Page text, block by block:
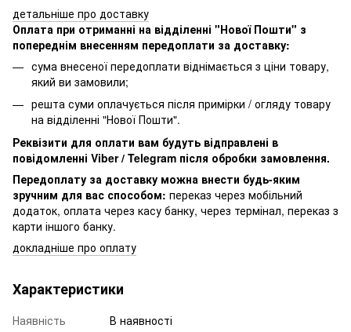
детальніше про доставку
Оплата при отриманні на відділенні "Нової Пошти" з
попереднім внесенням передоплати за доставку:
сума внесеної передоплати віднімається з ціни товару,
який ви замовили;
решта суми оплачується після примірки / огляду товару
на відділенні "Нової Пошти".
Реквізити для оплати вам будуть відправлені в
повідомленні Viber / Telegram після обробки замовлення.
Передоплату за доставку можна внести будь-яким
зручним для вас способом: переказ через мобільний
додаток, оплата через касу банку, через термінал, переказ з
карти іншого банку.
докладніше про оплату
Характеристики
Наявність
В наявності